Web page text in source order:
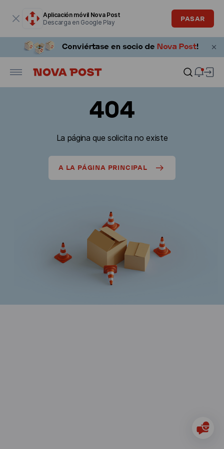
Aplicación móvil Nova Post
Descarga en Google Play
PASAR
404
La página que solicita no existe
A LA PÁGINA PRINCIPAL